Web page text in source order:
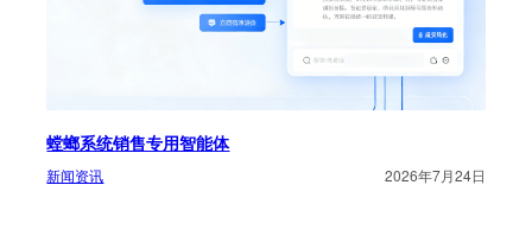
螳螂系统销售专用智能体
新闻资讯 2026年7月24日